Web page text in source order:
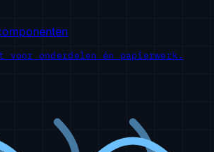
voor onderdelen én papierwerk.